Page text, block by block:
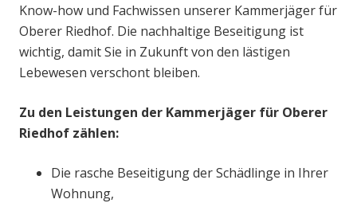
Know-how und Fachwissen unserer Kammerjäger für
Oberer Riedhof. Die nachhaltige Beseitigung ist
wichtig, damit Sie in Zukunft von den lästigen
Lebewesen verschont bleiben.
Zu den Leistungen der Kammerjäger für Oberer
Riedhof zählen:
Die rasche Beseitigung der Schädlinge in Ihrer
Wohnung,